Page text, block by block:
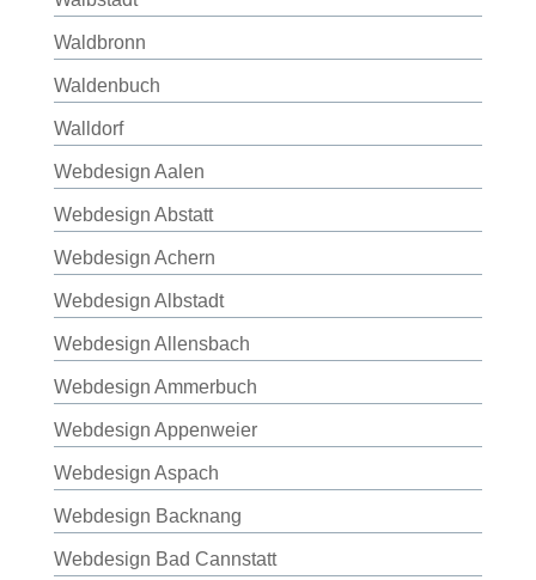
Waldbronn
Waldenbuch
Walldorf
Webdesign Aalen
Webdesign Abstatt
Webdesign Achern
Webdesign Albstadt
Webdesign Allensbach
Webdesign Ammerbuch
Webdesign Appenweier
Webdesign Aspach
Webdesign Backnang
Webdesign Bad Cannstatt